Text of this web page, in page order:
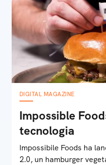
DIGITAL MAGAZINE
Impossible
tecnologia
Impossibile Foods ha
2.0, un hamburger